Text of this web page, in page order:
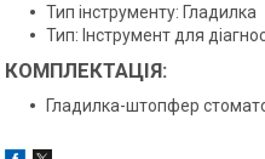
Тип інструменту: Гладилка
Тип: Інструмент для
КОМПЛЕКТАЦІЯ:
Гладилка-штопфер